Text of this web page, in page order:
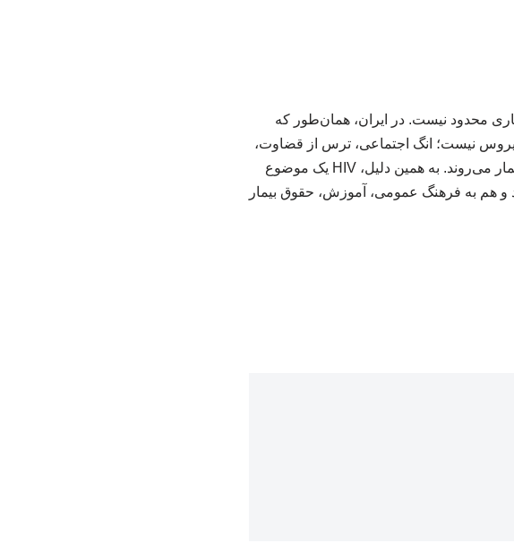
محدود نیست. در ایران، همان‌طور که
نیست؛ انگ اجتماعی، ترس از قضاوت،
خودداری از انجام آزمایش و پنهان‌کاری، از مهم‌ترین موانع کنترل HIV به شمار می‌روند. به همین دلیل، HIV یک موضوع
به فرهنگ عمومی، آموزش، حقوق بیمار